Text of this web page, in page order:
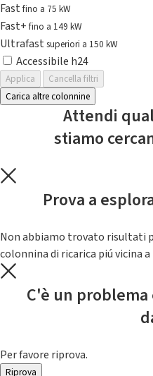
Fastfino a 75 kW
Fast+fino a 149 kW
Ultrafast superiori a 150 kW
Accessibile h24
Applica
Cancella filtri
Carica altre colonnine
Attendi
stiamo
Prova a
Non abbiamo trovato risultati
colonnina di ricarica piú vicina
C'è un
Per favore riprova.
Riprova